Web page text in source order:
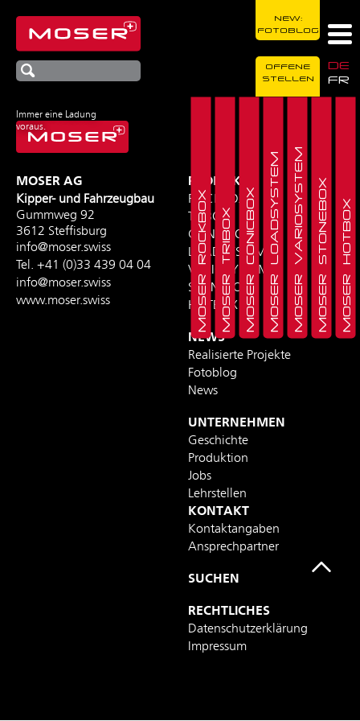
Immer eine Ladung
voraus.
DE
FR
NEW:
FOTOBLOG
OFFENE
STELLEN
MOSER ROCKBOXMOSER TRIBOXMOSER CONICBOXMOSER LOADSYSTEMMOSER VARIOSYSTEMMOSER STONEBOXMOSER HOTBOX
MOSER AG
Kipper- und Fahrzeugbau
Gummweg 92
3612 Steffisburg
info@moser.swiss
Tel. +41 (0)33 439 04 04
info@moser.swiss
www.moser.swiss
PRODUKTE
ROCKBOX
TRIBOX
CONICBOX
LOADSYSTEM
VARIOSYSTEM
STONEBOX
HOTBOX
NEWS
Realisierte Projekte
Fotoblog
News
UNTERNEHMEN
Geschichte
Produktion
Jobs
Lehrstellen
KONTAKT
Kontaktangaben
Ansprechpartner
SUCHEN
RECHTLICHES
Datenschutzerklärung
Impressum